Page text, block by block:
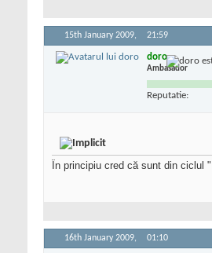
15th January 2009, 21:59
doro
Ambasador
Reputatie:
În principiu cred că sunt din ciclul
16th January 2009, 01:10